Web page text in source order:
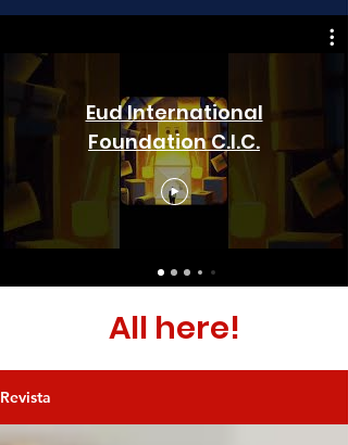
Eud International
Foundation C.I.C.
All here!
Revista